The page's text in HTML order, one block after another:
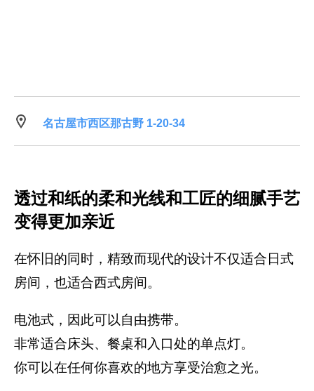
名古屋市西区那古野 1-20-34
透过和纸的柔和光线和工匠的细腻手艺
变得更加亲近
在怀旧的同时，精致而现代的设计不仅适合日式
房间，也适合西式房间。
电池式，因此可以自由携带。
非常适合床头、餐桌和入口处的单点灯。
你可以在任何你喜欢的地方享受治愈之光。